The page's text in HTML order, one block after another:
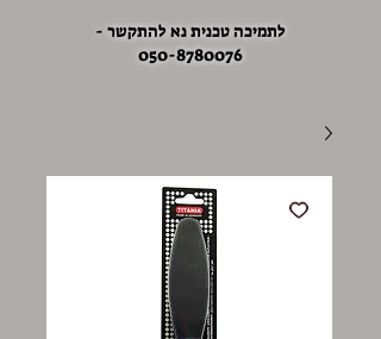
לתמיכה טכנית נא להתקשר -
050-8780076